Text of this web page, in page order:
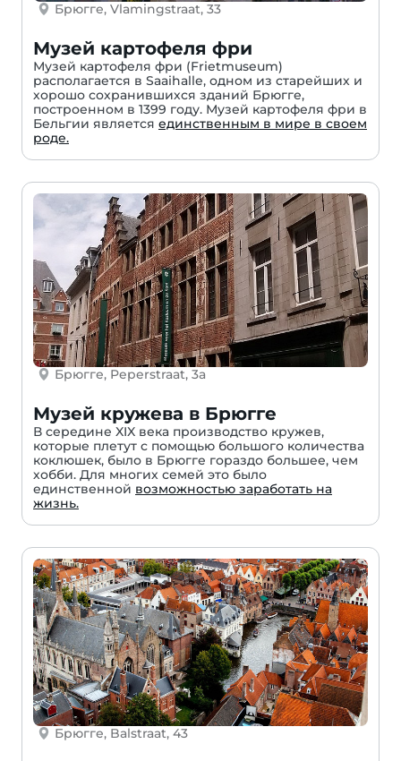
Брюгге, Vlamingstraat, 33
Музей картофеля фри
Музей картофеля фри (Frietmuseum)
располагается в Saaihalle, одном из старейших и
хорошо сохранившихся зданий Брюгге,
построенном в 1399 году. Музей картофеля фри в
Бельгии является единственным в мире в своем
роде.
Брюгге, Peperstraat, 3a
Музей кружева в Брюгге
В середине XIX века производство кружев,
которые плетут с помощью большого количества
коклюшек, было в Брюгге гораздо большее, чем
хобби. Для многих семей это было
единственной возможностью заработать на
жизнь.
Брюгге, Balstraat, 43